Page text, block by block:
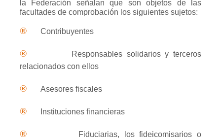
la Federación señalan que son objetos de las
facultades de comprobación los siguientes sujetos:
® Contribuyentes
®
Responsables solidarios y terceros
relacionados con ellos
® Asesores fiscales
® Instituciones financieras
®
Fiduciarias, los fideicomisarios o